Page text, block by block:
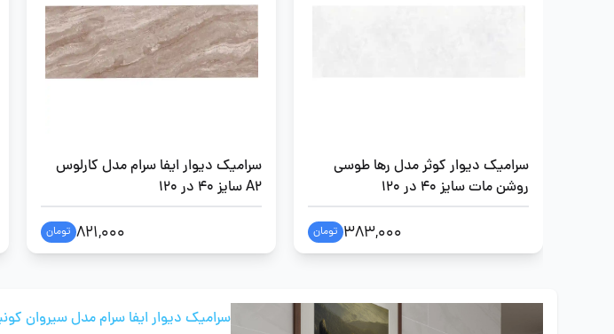
سرامیک دیوار کوثر مدل رها طوسی
روشن مات سایز 40 در 120
383,000 تومان
سرامیک دیوار ایفا سرام مدل کارلوس
A2 سایز 40 در 120
821,000 تومان
سرامیک دیوار ایفا سرام مدل سیروان